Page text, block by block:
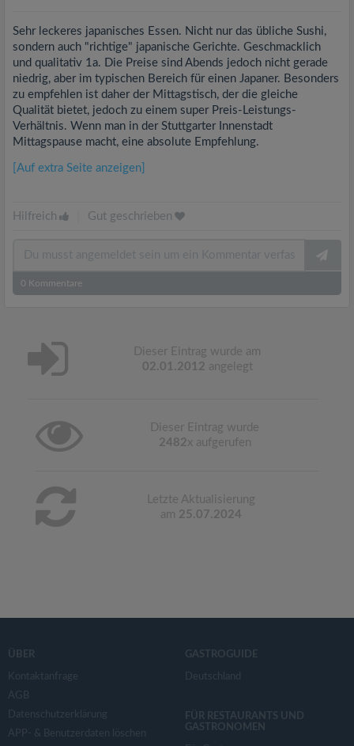
Sehr leckeres japanisches Essen. Nicht nur das übliche Sushi,
sondern auch "richtige" japanische Gerichte. Geschmacklich
und qualitativ 1a. Die Preise sind Abends jedoch nicht gerade
niedrig, aber im typischen Bereich für einen Japaner. Besonders
zu empfehlen ist daher der Mittagstisch, der die gleiche
Qualität bietet, jedoch zu einem super Preis-Leistungs-
Verhältnis. Wenn man in der Stuttgarter Innenstadt
Mittagspause macht, eine absolute Empfehlung.
[Auf extra Seite anzeigen]
Hilfreich Gut geschrieben
0 Kommentare
Dieser Eintrag wurde am
02.01.2012 angelegt
Dieser Eintrag wurde
2482x aufgerufen
Letzte Aktualisierung
am 25.07.2024
ÜBER
Kontaktanfrage
AGB
Datenschutzerklärung
APP- & Benutzerdaten löschen
GASTROGUIDE
Deutschland
FÜR RESTAURANTS UND
GASTRONOMEN